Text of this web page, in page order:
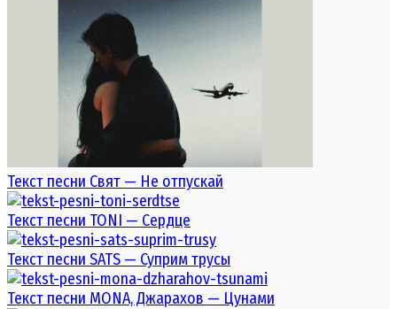
Текст песни Свят — Не отпускай
Текст песни TONI — Сердце
Текст песни SATS — Суприм трусы
Текст песни MONA, Джарахов — Цунами